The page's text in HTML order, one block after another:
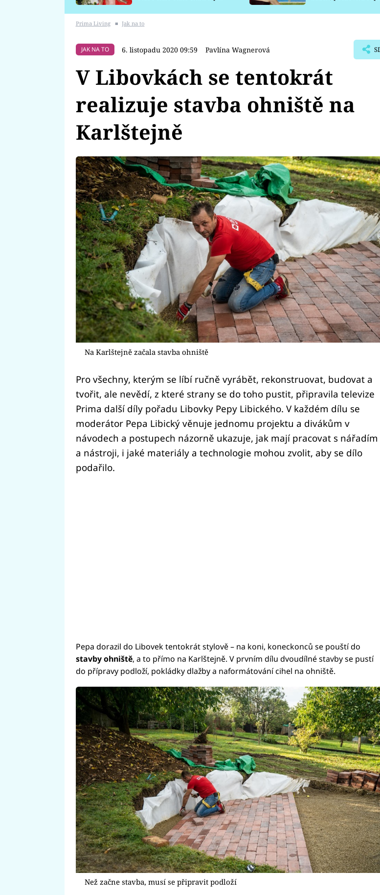
Prima Living ■ Jak na to
JAK NA TO 6. listopadu 2020 09:59 Pavlína Wagnerová
V Libovkách se tentokrát
realizuje stavba ohniště na
Karlštejně
Na Karlštejně začala stavba ohniště
Pro všechny, kterým se líbí ručně vyrábět, rekonstruovat, budovat a
tvořit, ale nevědí, z které strany se do toho pustit, připravila televize
Prima další díly pořadu Libovky Pepy Libického. V každém dílu se
moderátor Pepa Libický věnuje jednomu projektu a divákům v
návodech a postupech názorně ukazuje, jak mají pracovat s nářadím
a nástroji, i jaké materiály a technologie mohou zvolit, aby se dílo
podařilo.
Pepa dorazil do Libovek tentokrát stylově – na koni, koneckonců se pouští do
stavby ohniště, a to přímo na Karlštejně. V prvním dílu dvoudílné stavby se pustí
do přípravy podloží, pokládky dlažby a naformátování cihel na ohniště.
Než začne stavba, musí se připravit podloží